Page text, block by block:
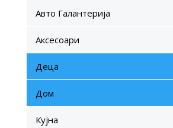
Авто Галантерија
Аксесоари
Деца
Дом
Кујна